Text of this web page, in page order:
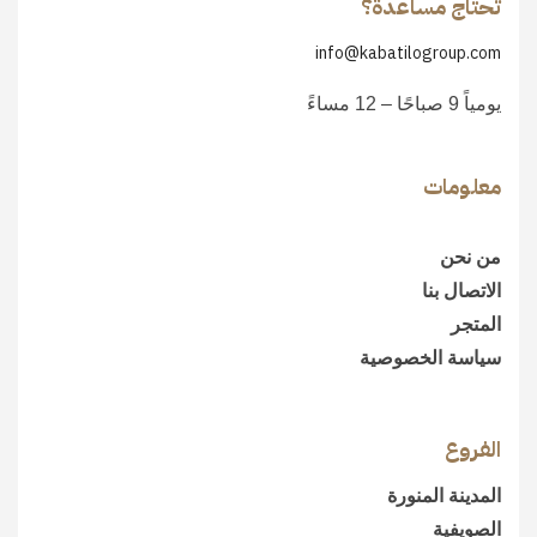
info@kabatilogroup.com
يومياً 9 صباحًا – 12 مساءً
معلومات
من نحن
الاتصال بنا
المتجر
سياسة الخصوصية
الفروع
المدينة المنورة
الصويفية